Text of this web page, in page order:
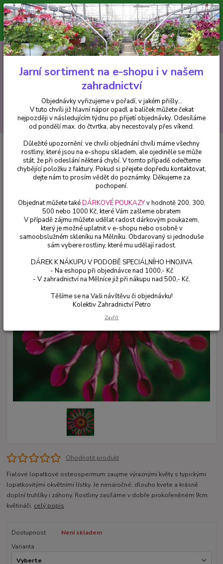
Minimální hodnota pro odeslání z e-shopu je 300 Kč.
V tuto chvíli již hlavní nápor objednávek opadl a balíček můžete čekat
nejpozději v následujícím týdnu po přijetí objednávky. Objednávky
vyřizujeme v pořadí, v jakém přišly...
CZK
Hledat
+420 602 223 614 0ks
za0 Kč
Balkónové rostliny Osteospermum – Fialové s lopatkami - 097A
Osteospermum – Fialové s
lopatkami - 097A
Ohodnotit produkt
Fialové lopatkové osteospermum zaujme výraznými květy s typickými
lopatkovitými okvětními lístky. Je nenáročné, dlouho kvete a krásně
doplní truhlíky i záhony. Rostliny zasíláme v dobře prokořeněném 9cm
květináči. celý popis
Dostupnost
Není skladem
Varianta
Jarní sortiment na e-shopu i v našem
zahradnictví
Objednávky vyřizujeme v pořadí, v jakém přišly...
V tuto chvíli již hlavní nápor opadl a balíček můžete čekat
nejpozději v následujícím týdnu po přijetí objednávky. Odesíláme
od pondělí max. do čtvrtka, aby necestovaly přes víkend.
Důležité upozornění: ve chvíli objednání chvíli máme všechny
rostliny, které jsou na e-shopu skladem, ale ojediněle se může
stát, že při odeslání některá chybí. V tomto případě odečteme
chybějící položku z faktury. Pokud si přejete dopředu kontaktovat,
dejte nám to prosím vědět do poznámky. Děkujeme za
pochopení.
Objednat můžete takéDÁRKOVÉ POUKAZYv hodnotě 200, 300,
500 nebo 1000 Kč, které Vám zašleme obratem
V případě zájmu můžete udělat radost dárkovým poukazem,
který je možné uplatnit v e-shopu nebo osobně v
samoobslužném skleníku na Mělníku. Obdarovaný si jednoduše
sám vybere rostliny, které mu udělají radost.
DÁREK K NÁKUPU V PODOBĚ SPECIÁLNÍHO HNOJIVA
- Na eshopu při objednávce nad 1000,- Kč
- V zahradnictví na Mělníce již při nákupu nad 500,- Kč.
Těšíme se na Vaši návštěvu či objednávku!
Kolektiv Zahradnictví Petro
Zavřít